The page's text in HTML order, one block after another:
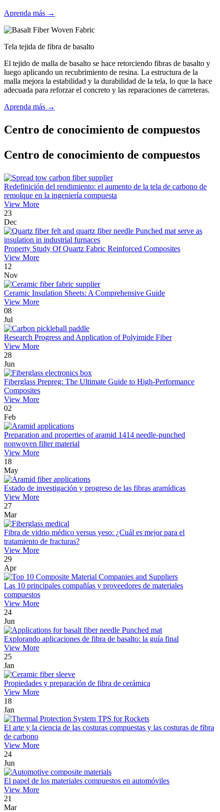
Aprenda más →
Tela tejida de fibra de basalto
El tejido de malla de basalto se hace retorciendo fibras de basalto y
luego aplicando un recubrimiento de resina. La estructura de la
malla mejora la estabilidad y la durabilidad de la tela, lo que la hace
adecuada para reforzar el concreto y las reparaciones de carreteras.
Aprenda más →
Centro de conocimiento de compuestos
Centro de conocimiento de compuestos
Redefinición del rendimiento: el aumento de la tela de carbono de
remolque en la ingeniería compuesta
View More
23
Dec
Property Study Of Quartz Fabric Reinforced Composites
View More
12
Nov
Ceramic Insulation Sheets: A Comprehensive Guide
View More
08
Jul
Research Progress and Application of Polyimide Fiber
View More
28
Jun
Fiberglass Prepreg: The Ultimate Guide to High-Performance
Composites
View More
02
Feb
Preparation and properties of aramid 1414 needle-punched
nonwoven filter material
View More
18
May
Estado de investigación y progreso de las fibras aramídicas
View More
27
Mar
Fibra de vidrio médico versus yeso: ¿Cuál es mejor para el
tratamiento de fracturas?
View More
29
Apr
Las 10 principales compañías y proveedores de materiales
compuestos
View More
24
Jun
Explorando aplicaciones de fibra de basalto: la guía final
View More
25
Jan
Propiedades y preparación de fibra de cerámica
View More
18
Jan
El arte y la ciencia de las costuras compuestas y las costuras de fibra
de carbono
View More
24
Jun
El papel de los materiales compuestos en automóviles
View More
21
Mar